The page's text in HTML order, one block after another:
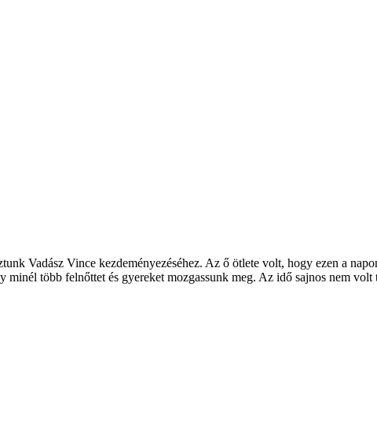
Vadász Vince kezdeményezéséhez. Az ő ötlete volt, hogy ezen a
minél több felnőttet és gyereket mozgassunk meg. Az idő sajnos nem